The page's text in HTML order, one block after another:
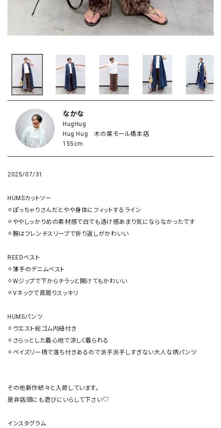
なかな
HugHug
Hug Hug 木の葉モール橋本店
155cm
2025/07/31
HUMSカットソー
⚪︎ぽっちゃりさんだとやや身体にフィットするライン
⚪︎ややしっかりめの素材感で白でも透け感あまり気にならなかったです
⚪︎腕はフレンチスリーブで折り返しがかわいい
REEDベスト
⚪︎薄手のデニムベスト
⚪︎Wジップで下からチラッと開けてもかわいい
⚪︎Vネックで首周りスッキリ
HUMSパンツ
⚪︎ウエスト総ゴム内紐付き
⚪︎さらっとした着心地で涼しく着られる
⚪︎ペイズリー柄で落ち付きあるので派手派手しすぎない大人な柄パンツ
その他新作続々と入荷しています。
是非店頭にも遊びにいらして下さい♡
インスタグラム